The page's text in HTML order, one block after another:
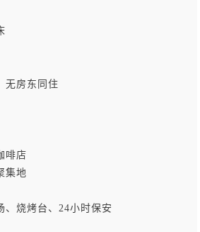
无房东同住
啡店
集地
、烧烤台、24小时保安